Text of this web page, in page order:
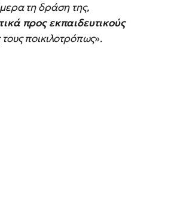
τη δράση της,
προς εκπαιδευτικούς
ποικιλοτρόπως».